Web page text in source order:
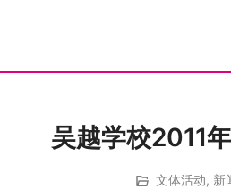
吴越学校2011
文体活动, 新